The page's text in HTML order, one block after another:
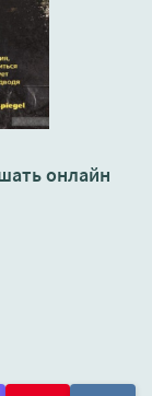
онлайн